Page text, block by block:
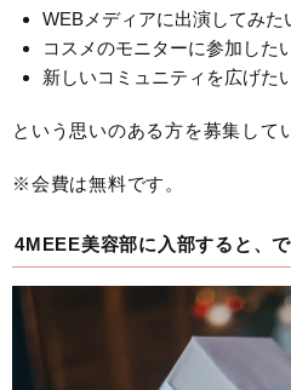
WEBメディアに出演してみた
コスメのモニターに参加した
新しいコミュニティを広げた
という思いのある方を募集して
※会費は無料です。
4MEEE美容部に入部すると、